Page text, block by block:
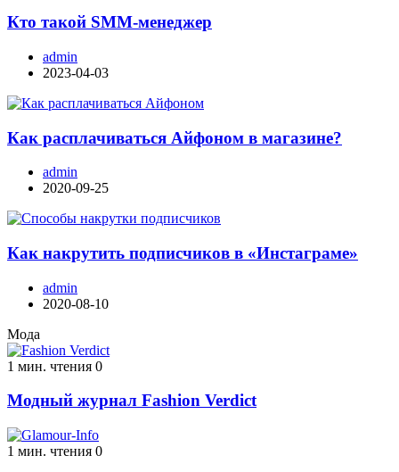
Кто такой SMM-менеджер
admin
2023-04-03
Как расплачиваться Айфоном в магазине?
admin
2020-09-25
Как накрутить подписчиков в «Инстаграме»
admin
2020-08-10
Мода
1 мин. чтения 0
Модный журнал Fashion Verdict
1 мин. чтения 0